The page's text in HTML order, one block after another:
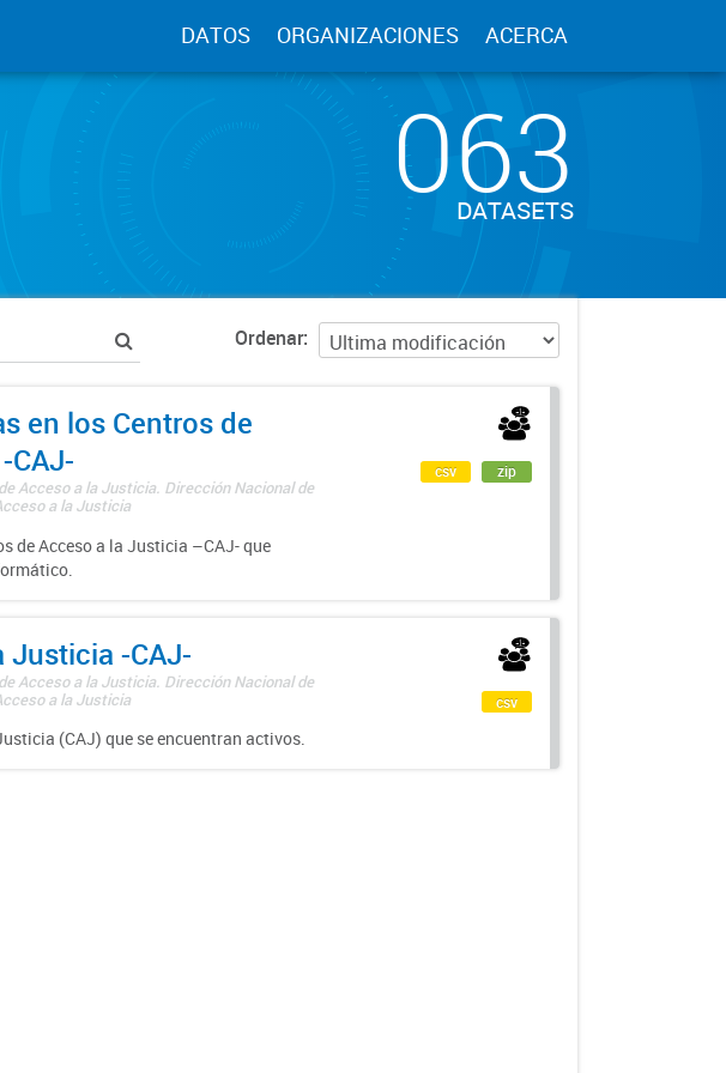
DATOS ORGANIZACIONES ACERCA
063
DATASETS
Ordenar
en los Centros de
CAJ-
Acceso a la Justicia. Dirección Nacional de
a la Justicia
de Acceso a la Justicia –CAJ- que
csv zip
Justicia -CAJ-
Acceso a la Justicia. Dirección Nacional de
a la Justicia
(CAJ) que se encuentran activos.
csv